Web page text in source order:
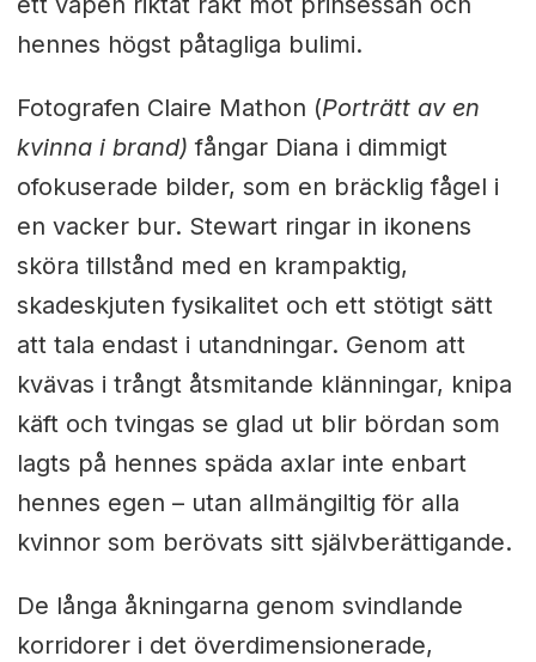
hennes högst påtagliga bulimi.
Fotografen Claire Mathon (Porträtt av en
kvinna i brand) fångar Diana i dimmigt
ofokuserade bilder, som en bräcklig fågel i
en vacker bur. Stewart ringar in ikonens
sköra tillstånd med en krampaktig,
skadeskjuten fysikalitet och ett stötigt sätt
att tala endast i utandningar. Genom att
kvävas i trångt åtsmitande klänningar, knipa
käft och tvingas se glad ut blir bördan som
lagts på hennes späda axlar inte enbart
hennes egen – utan allmängiltig för alla
kvinnor som berövats sitt självberättigande.
De långa åkningarna genom svindlande
korridorer i det överdimensionerade,